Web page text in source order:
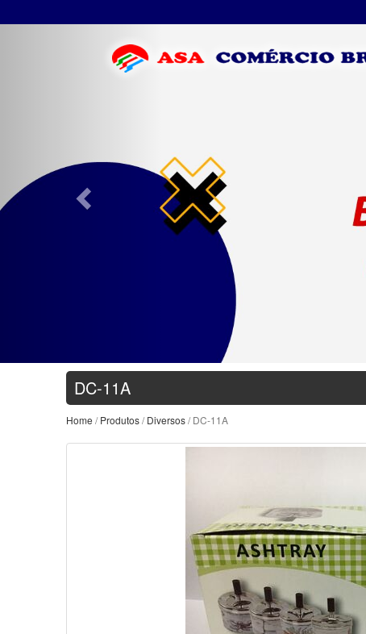
DC-11A
Home /Produtos/Diversos/ DC-11A